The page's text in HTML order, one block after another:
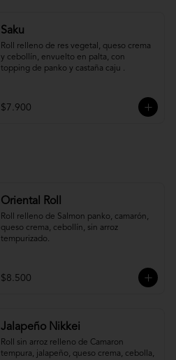
Saku
Roll relleno de res vegetal, queso crema
y cebollín, envuelto en palta, con
topping de panko y castaña caju .
$7.900
Oriental Roll
Roll relleno de Salmon panko, camarón,
queso crema, cebollín, sin arroz
tempurizado.
$8.500
Jalapeño Nikkei
Roll sin arroz relleno de Camaron
tempura, jalapeño, queso crema, cebolla,